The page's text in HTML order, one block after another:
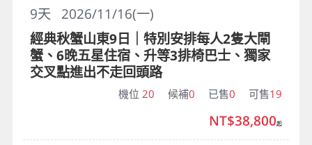
2026/11/16(一)
9天
經典秋蟹山東9日｜特別安排每人2隻大閘
蟹、6晚五星住宿、升等3排椅巴士、獨家
交叉點進出不走回頭路
機位 20 候補0 已售0 可售19
NT$38,800起